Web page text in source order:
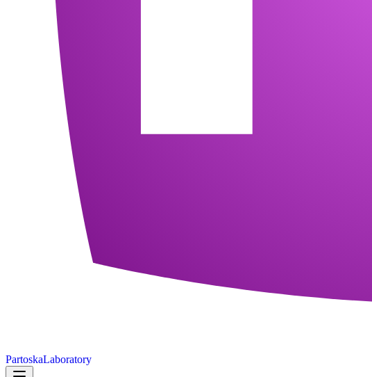
PartoskaLaboratory